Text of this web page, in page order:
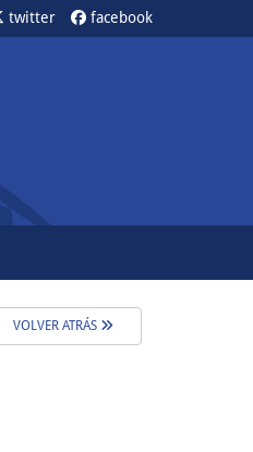
twitter facebook
VOLVER ATRÁS